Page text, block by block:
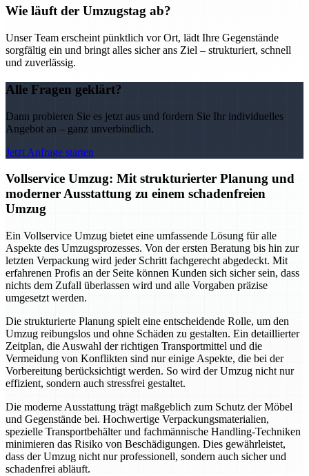
Wie läuft der Umzugstag ab?
Unser Team erscheint pünktlich vor Ort, lädt Ihre Gegenstände
sorgfältig ein und bringt alles sicher ans Ziel – strukturiert, schnell
und zuverlässig.
Alle Fragen geklärt?
Dann probieren Sie es jetzt aus und fordern Sie Ihr individuelles
Angebot an – ganz unverbindlich.
Jetzt Anfrage starten
Vollservice Umzug: Mit strukturierter Planung und
moderner Ausstattung zu einem schadenfreien
Umzug
Ein Vollservice Umzug bietet eine umfassende Lösung für alle
Aspekte des Umzugsprozesses. Von der ersten Beratung bis hin zur
letzten Verpackung wird jeder Schritt fachgerecht abgedeckt. Mit
erfahrenen Profis an der Seite können Kunden sich sicher sein, dass
nichts dem Zufall überlassen wird und alle Vorgaben präzise
umgesetzt werden.
Die strukturierte Planung spielt eine entscheidende Rolle, um den
Umzug reibungslos und ohne Schäden zu gestalten. Ein detaillierter
Zeitplan, die Auswahl der richtigen Transportmittel und die
Vermeidung von Konflikten sind nur einige Aspekte, die bei der
Vorbereitung berücksichtigt werden. So wird der Umzug nicht nur
effizient, sondern auch stressfrei gestaltet.
Die moderne Ausstattung trägt maßgeblich zum Schutz der Möbel
und Gegenstände bei. Hochwertige Verpackungsmaterialien,
spezielle Transportbehälter und fachmännische Handling-Techniken
minimieren das Risiko von Beschädigungen. Dies gewährleistet,
dass der Umzug nicht nur professionell, sondern auch sicher und
schadenfrei abläuft.